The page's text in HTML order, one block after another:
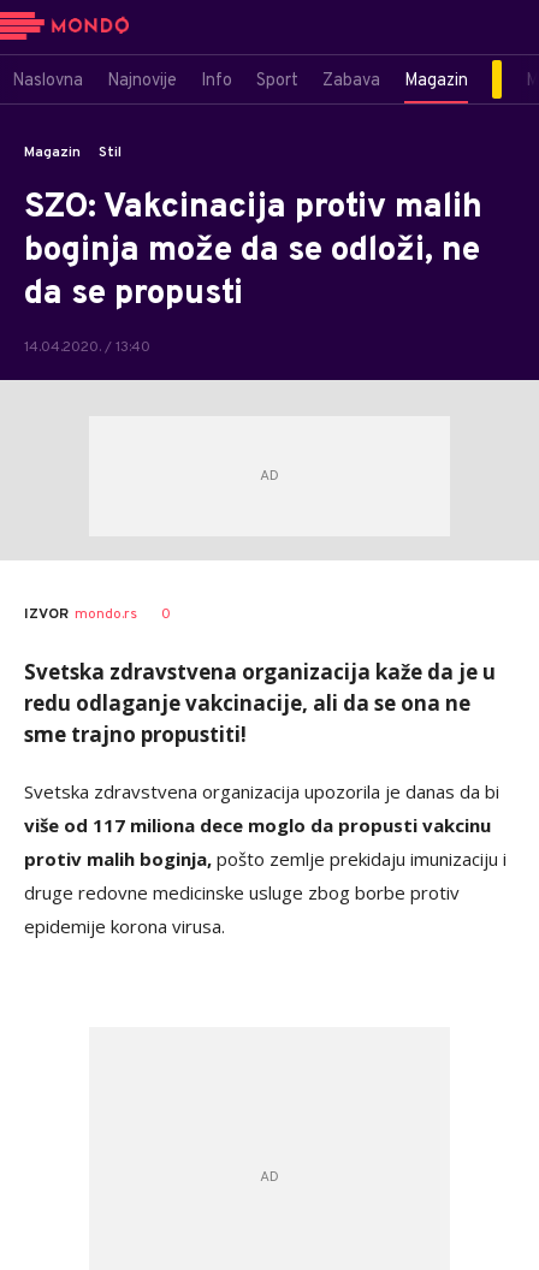
Naslovna Najnovije Info Sport Zabava Magazin
Magazin Stil
SZO: Vakcinacija protiv malih
boginja može da se odloži, ne
da se propusti
14.04.2020. / 13:40
AUTOR Beta/AP
IZVOR mondo.rs 0
Svetska zdravstvena organizacija kaže da je u
redu odlaganje vakcinacije, ali da se ona ne
sme trajno propustiti!
Svetska zdravstvena organizacija upozorila je danas da bi
više od 117 miliona dece moglo da propusti vakcinu
protiv malih boginja, pošto zemlje prekidaju imunizaciju i
druge redovne medicinske usluge zbog borbe protiv
epidemije korona virusa.